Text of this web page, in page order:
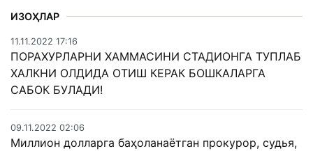
ИЗОҲЛАР
11.11.2022 17:16
ПОРАХУРЛАРНИ ХАММАСИНИ СТАДИОНГА ТУПЛАБ
ХАЛКНИ ОЛДИДА ОТИШ КЕРАК БОШКАЛАРГА
САБОК БУЛАДИ!
09.11.2022 02:06
Миллион долларга баҳоланаётган прокурор, судья,